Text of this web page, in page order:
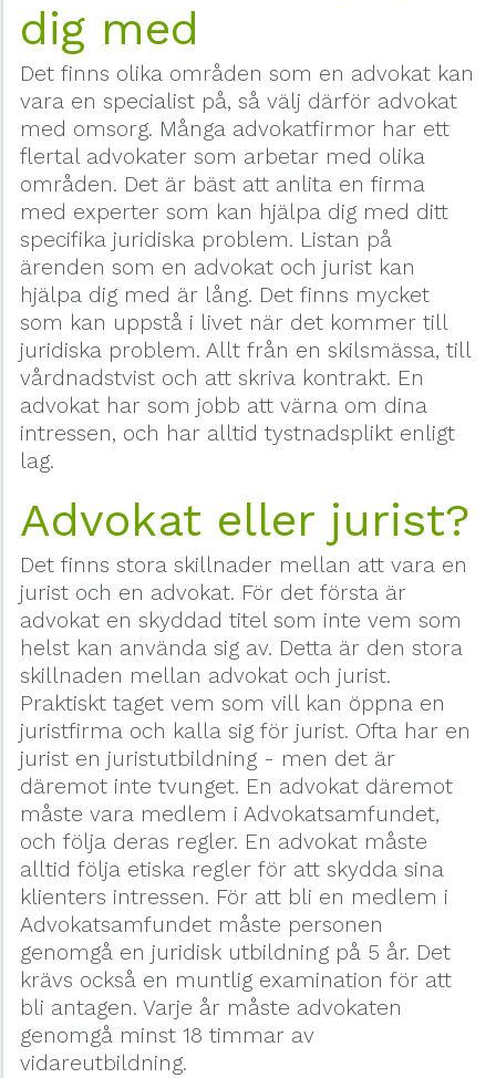
dig med
Det finns olika områden som en advokat kan
vara en specialist på, så välj därför advokat
med omsorg. Många advokatfirmor har ett
flertal advokater som arbetar med olika
områden. Det är bäst att anlita en firma
med experter som kan hjälpa dig med ditt
specifika juridiska problem. Listan på
ärenden som en advokat och jurist kan
hjälpa dig med är lång. Det finns mycket
som kan uppstå i livet när det kommer till
juridiska problem. Allt från en skilsmässa, till
vårdnadstvist och att skriva kontrakt. En
advokat har som jobb att värna om dina
intressen, och har alltid tystnadsplikt enligt
lag.
Advokat eller jurist?
Det finns stora skillnader mellan att vara en
jurist och en advokat. För det första är
advokat en skyddad titel som inte vem som
helst kan använda sig av. Detta är den stora
skillnaden mellan advokat och jurist.
Praktiskt taget vem som vill kan öppna en
juristfirma och kalla sig för jurist. Ofta har en
jurist en juristutbildning - men det är
däremot inte tvunget. En advokat däremot
måste vara medlem i Advokatsamfundet,
och följa deras regler. En advokat måste
alltid följa etiska regler för att skydda sina
klienters intressen. För att bli en medlem i
Advokatsamfundet måste personen
genomgå en juridisk utbildning på 5 år. Det
krävs också en muntlig examination för att
bli antagen. Varje år måste advokaten
genomgå minst 18 timmar av
vidareutbildning.